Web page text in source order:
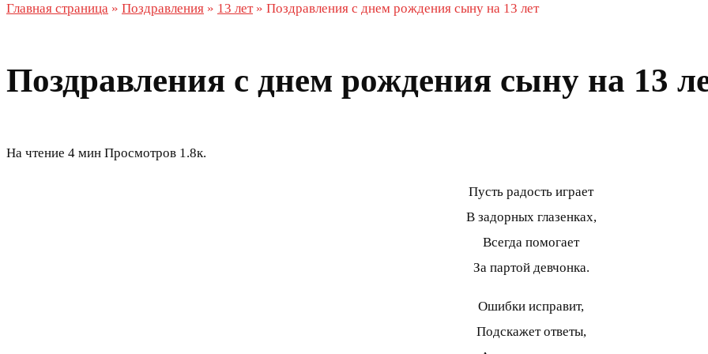
Главная страница » Поздравления » 13 лет» Поздравления с днем рождения сыну на 13 лет
Поздравления с днем рождения сыну на 13
На чтение 4 мин Просмотров 1.8к.
Пусть радость играет
В задорных глазенках,
Всегда помогает
За партой девчонка.
Ошибки исправит,
Подскажет ответы,